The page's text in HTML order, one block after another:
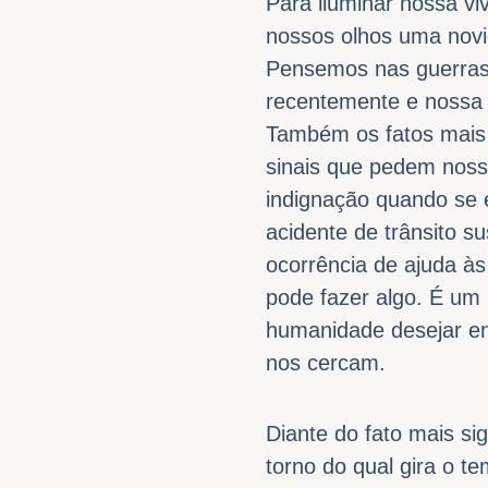
nossos olhos uma
Pensemos nas
recentemente e
Também os fatos
sinais que pedem
indignação quando
acidente de trânsito
ocorrência de ajuda
pode fazer algo. É
humanidade desejar
nos cercam.
Diante do fato mais
torno do qual gira o